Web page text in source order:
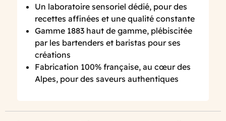
Un laboratoire sensoriel dédié, pour des
recettes affinées et une qualité constante
Gamme 1883 haut de gamme, plébiscitée
par les bartenders et baristas pour ses
créations
Fabrication 100% française, au cœur des
Alpes, pour des saveurs authentiques